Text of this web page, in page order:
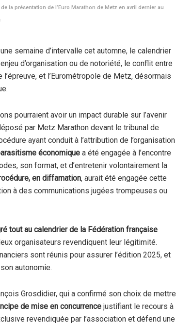
la présentation de l’Euro Marathon de Metz en avril dernier au
semaine d’intervalle cet automne, le calendrier
d’organisation ou de notoriété, le conflit entre
et l’Eurométropole de Metz, désormais
pourraient avoir un impact durable sur l’avenir
par Metz Marathon devant le tribunal de
ayant conduit à l’attribution de l’organisation
économique a été engagée à l’encontre
son format, et d’entretenir volontairement la
en diffamation, aurait été engagée cette
à des communications jugées trompeuses ou
tout au calendrier de la Fédération française
organisateurs revendiquent leur légitimité.
sont réunis pour assurer l’édition 2025, et
autonomie.
Grosdidier, qui a confirmé son choix de mettre
de mise en concurrence justifiant le recours à
revendiquée par l’association et défend une